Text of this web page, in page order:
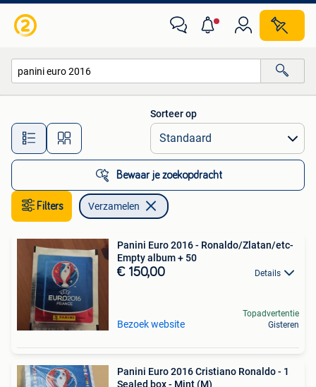
Alle afstanden…
Sorteer op
Bewaar je zoekopdracht
Filters Verzamelen
Panini Euro 2016 - Ronaldo/Zlatan/etc-
Empty album + 50
€ 150,00 Details
Bezoek website
Topadvertentie
Gisteren
Panini Euro 2016 Cristiano Ronaldo - 1
Sealed box - Mint (M)